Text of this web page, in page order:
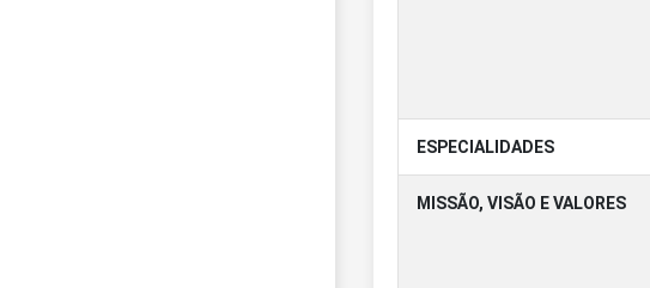
ESPECIALIDADES
MISSÃO, VISÃO E VALORES